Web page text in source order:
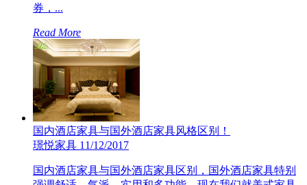
券，...
Read More
国内酒店家具与国外酒店家具风格区别！
璟悦家具 11/12/2017
国内酒店家具与国外酒店家具区别，国外酒店家具特别